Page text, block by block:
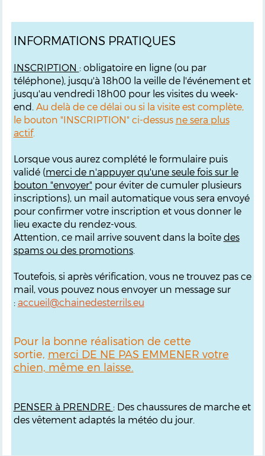
INFORMATIONS PRATIQUES
INSCRIPTION : obligatoire en ligne (ou par
téléphone), jusqu'à 18h00 la veille de l'événement et
jusqu'au vendredi 18h00 pour les visites du week-
end. Au delà de ce délai ou si la visite est complète,
le bouton "INSCRIPTION" ci-dessus ne sera plus
actif.
Lorsque vous aurez complété le formulaire puis
validé (merci de n'appuyer qu'une seule fois sur le
bouton "envoyer" pour éviter de cumuler plusieurs
inscriptions), un mail automatique vous sera envoyé
pour confirmer votre inscription et vous donner le
lieu exacte du rendez-vous.
Attention, ce mail arrive souvent dans la boîte des
spams ou des promotions.
Toutefois, si après vérification, vous ne trouvez pas ce
mail, vous pouvez nous envoyer un message sur
: accueil@chainedesterrils.eu
Pour la bonne réalisation de cette
sortie, merci DE NE PAS EMMENER votre
chien, même en laisse.
PENSER à PRENDRE : Des chaussures de marche et
des vêtement adaptés la météo du jour.